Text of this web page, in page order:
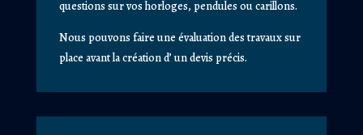
questions sur vos horloges, pendules ou carillons.
Nous pouvons faire une évaluation des travaux sur
place avant la création d’ un devis précis.